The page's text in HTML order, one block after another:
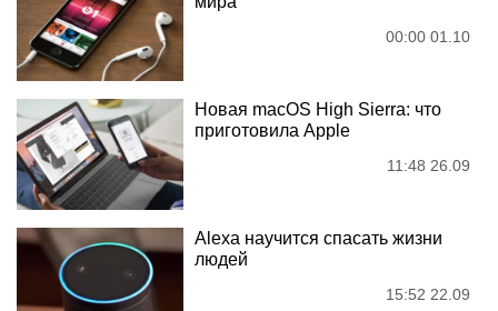
00:00 01.10
Новая macOS High Sierra: что
приготовила Apple
11:48 26.09
Alexa научится спасать жизни
людей
15:52 22.09